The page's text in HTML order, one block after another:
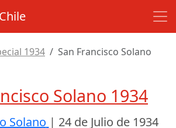
1934 San Francisco Solano
Solano 1934
Solano | 24 de Julio de 1934